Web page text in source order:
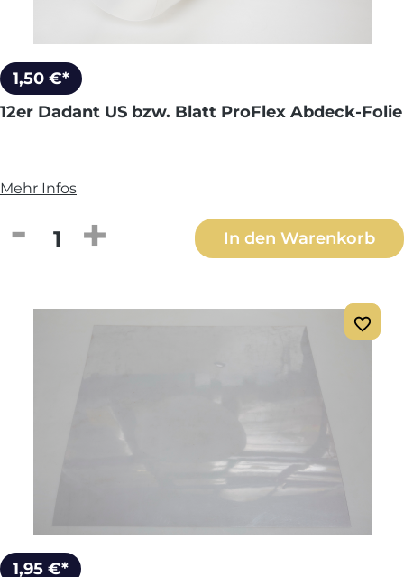
1,50 €*
12er Dadant US bzw. Blatt ProFlex Abdeck-Folie
Mehr Infos
Produkt Anzahl: Gib den gewünschten
In den Warenkorb
1,95 €*